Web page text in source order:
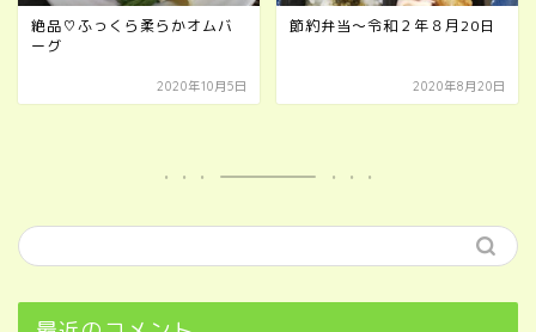
絶品♡ふっくら柔らかオムバ
ーグ
2020年10月5日
節約弁当～令和２年８月20日
2020年8月20日